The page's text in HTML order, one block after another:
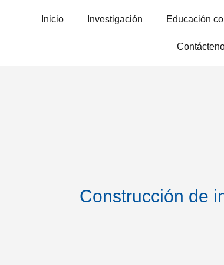
Inicio Investigación Educación
Construcción de